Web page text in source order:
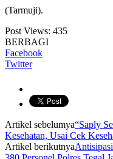
(Tarmuji).
Post Views: 435
BERBAGI
Facebook
Twitter
Artikel sebelumya“Saply
Kesehatan, Usai Cek
Artikel berikutnya